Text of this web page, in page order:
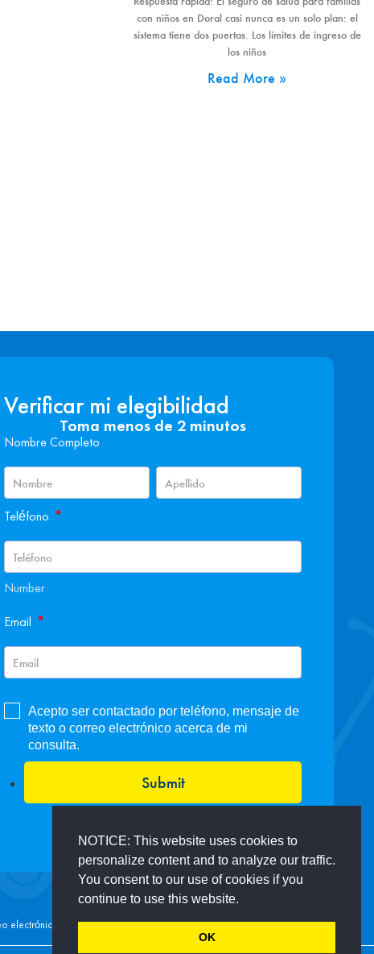
NOTICE: This website uses cookies to
personalize content and to analyze our traffic.
You consent to our use of cookies if you
continue to use this website.
OK
con niños en Doral casi nunca es un solo plan: el
sistema tiene dos puertas. Los límites de ingreso de
los niños
Read More »
Verificar mi elegibilidad
Toma menos de 2 minutos
Nombre Completo
Teléfono *
Number
Email *
Acepto ser contactado por teléfono, mensaje de
texto o correo electrónico acerca de mi
consulta.
Submit
electrónico. Para más información, por favor visita nuestraPolítica de Privacidad.